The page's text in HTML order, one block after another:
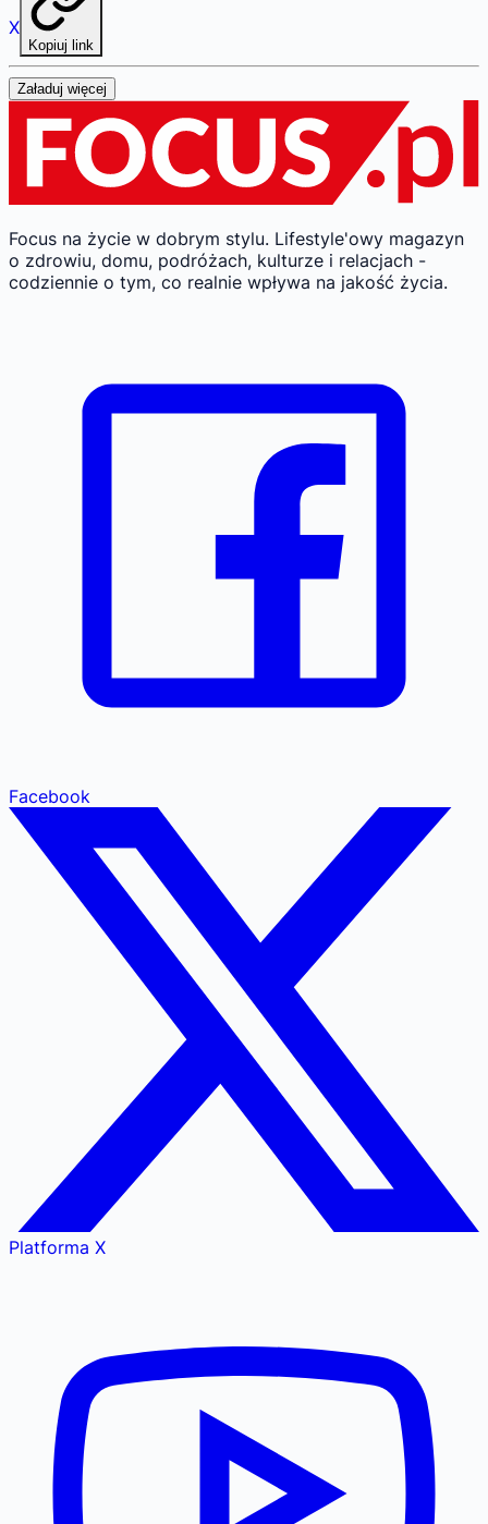
X
Kopiuj link
Załaduj więcej
Focus na życie w dobrym stylu. Lifestyle'owy magazyn
o zdrowiu, domu, podróżach, kulturze i relacjach -
codziennie o tym, co realnie wpływa na jakość życia.
Facebook
Platforma X